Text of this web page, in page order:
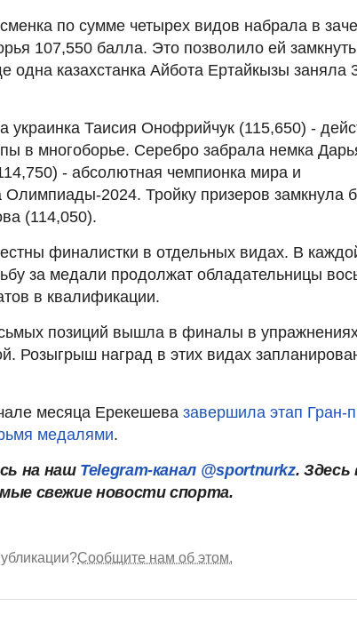
по сумме четырех видов набрала в
107,550 балла. Это позволило ей
одна казахстанка Айбота Ертайкызы заняла
украинка Таисия Онофрийчук (115,650) -
в многоборье. Серебро забрала немка
- абсолютная чемпионка мира и
Олимпиады-2024. Тройку призеров замкнула
(114,050).
финалистки в отдельных видах. В
за медали продолжат обладательницы
в квалификации.
позиций вышла в финалы в
Розыгрыш наград в этих видах
месяца Ерекешева завершила этап Гран-
медалями.
на наш Telegram-канал @sportnurkz. Здесь
свежие новости спорта.
Сообщите нам об этом.